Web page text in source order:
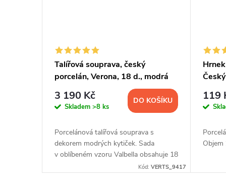
Talířová souprava, český
porcelán, Verona, 18 d., modrá
valbella, G. Benedikt
3 190 Kč
Skladem >8 ks
DO KOŠÍKU
Porcelánová talířová souprava s
dekorem modrých kytiček. Sada
v oblíbeném vzoru Valbella obsahuje 18
Kód:VERTS_9417
119
Objem